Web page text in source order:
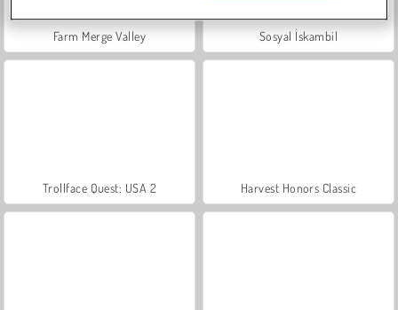
Farm Merge Valley Sosyal İskambil
Trollface Quest: USA 2 Harvest Honors Classic